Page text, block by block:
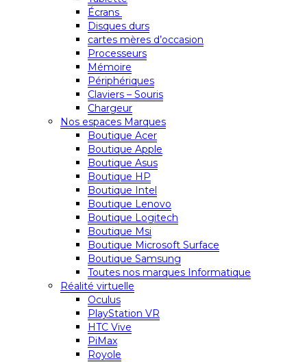
Écrans
Disques durs
cartes mères d’occasion
Processeurs
Mémoire
Périphériques
Claviers – Souris
Chargeur
Nos espaces Marques
Boutique Acer
Boutique Apple
Boutique Asus
Boutique HP
Boutique Intel
Boutique Lenovo
Boutique Logitech
Boutique Msi
Boutique Microsoft Surface
Boutique Samsung
Toutes nos marques Informatique
Réalité virtuelle
Oculus
PlayStation VR
HTC Vive
PiMax
Royole